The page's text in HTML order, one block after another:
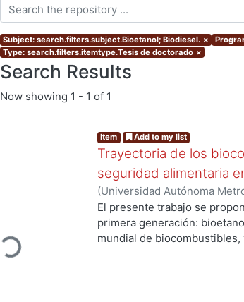
Subject: search.filters.subject.Bioetanol; Biodiesel. ×
Type: search.filters.itemtype.Tesis de doctorado ×
Search Results
Now showing 1 - 1 of 1
Loading...
Item Add to my list
Trayectoria de los
seguridad alimentaria
(Universidad Autónoma
de Servicios de Información.,
El presente trabajo se
primera generación:
mundial de biocombustibles,